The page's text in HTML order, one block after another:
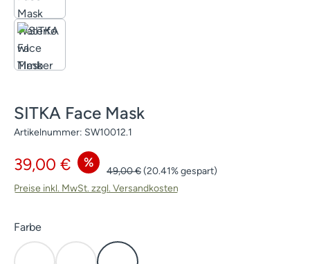
SITKA Face Mask
Artikelnummer: SW10012.1
Verkaufspreis:
39,00 € %
Regulärer Preis:
49,00 €(20.41% gespart)
Preise inkl. MwSt. zzgl. Versandkosten
Farbeauswählen